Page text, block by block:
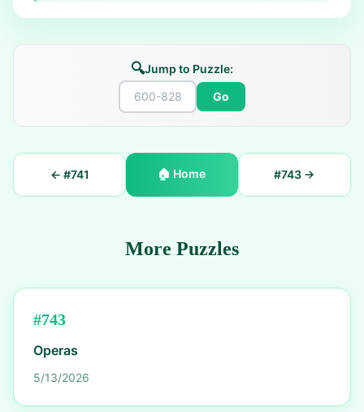
🔍Jump to Puzzle:
Go
← #741 🏠 Home #743 →
More Puzzles
#743
Operas
5/13/2026